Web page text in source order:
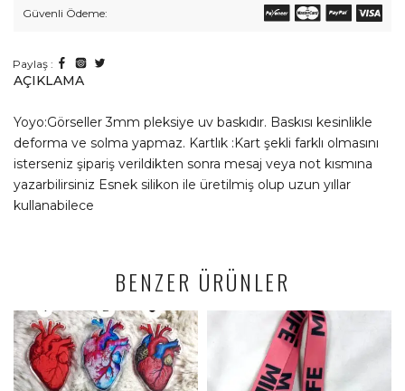
Güvenli Ödeme:
Paylaş :
AÇIKLAMA
Yoyo:Görseller 3mm pleksiye uv baskıdır. Baskısı kesinlikle
deforma ve solma yapmaz. Kartlık :Kart şekli farklı olmasını
isterseniz şipariş verildikten sonra mesaj veya not kısmına
yazarbilirsiniz Esnek silikon ile üretilmiş olup uzun yıllar
kullanabilece
BENZER ÜRÜNLER